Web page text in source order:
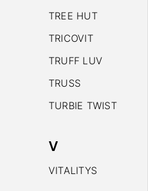
TREE HUT
TRICOVIT
TRUFF LUV
TRUSS
TURBIE TWIST
V
VITALITYS